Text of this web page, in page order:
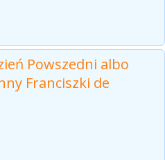
Powszedni albo
Franciszki de